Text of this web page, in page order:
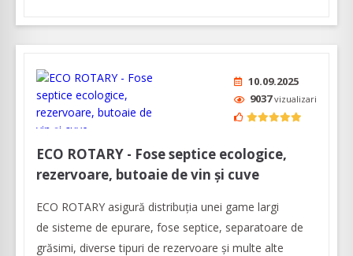
10.09.2025
9037vizualizari
ECO ROTARY - Fose septice ecologice,
rezervoare, butoaie de vin și cuve
ECO ROTARY asigură distribuția unei game largi
de sisteme de epurare, fose septice, separatoare de
grăsimi, diverse tipuri de rezervoare și multe alte